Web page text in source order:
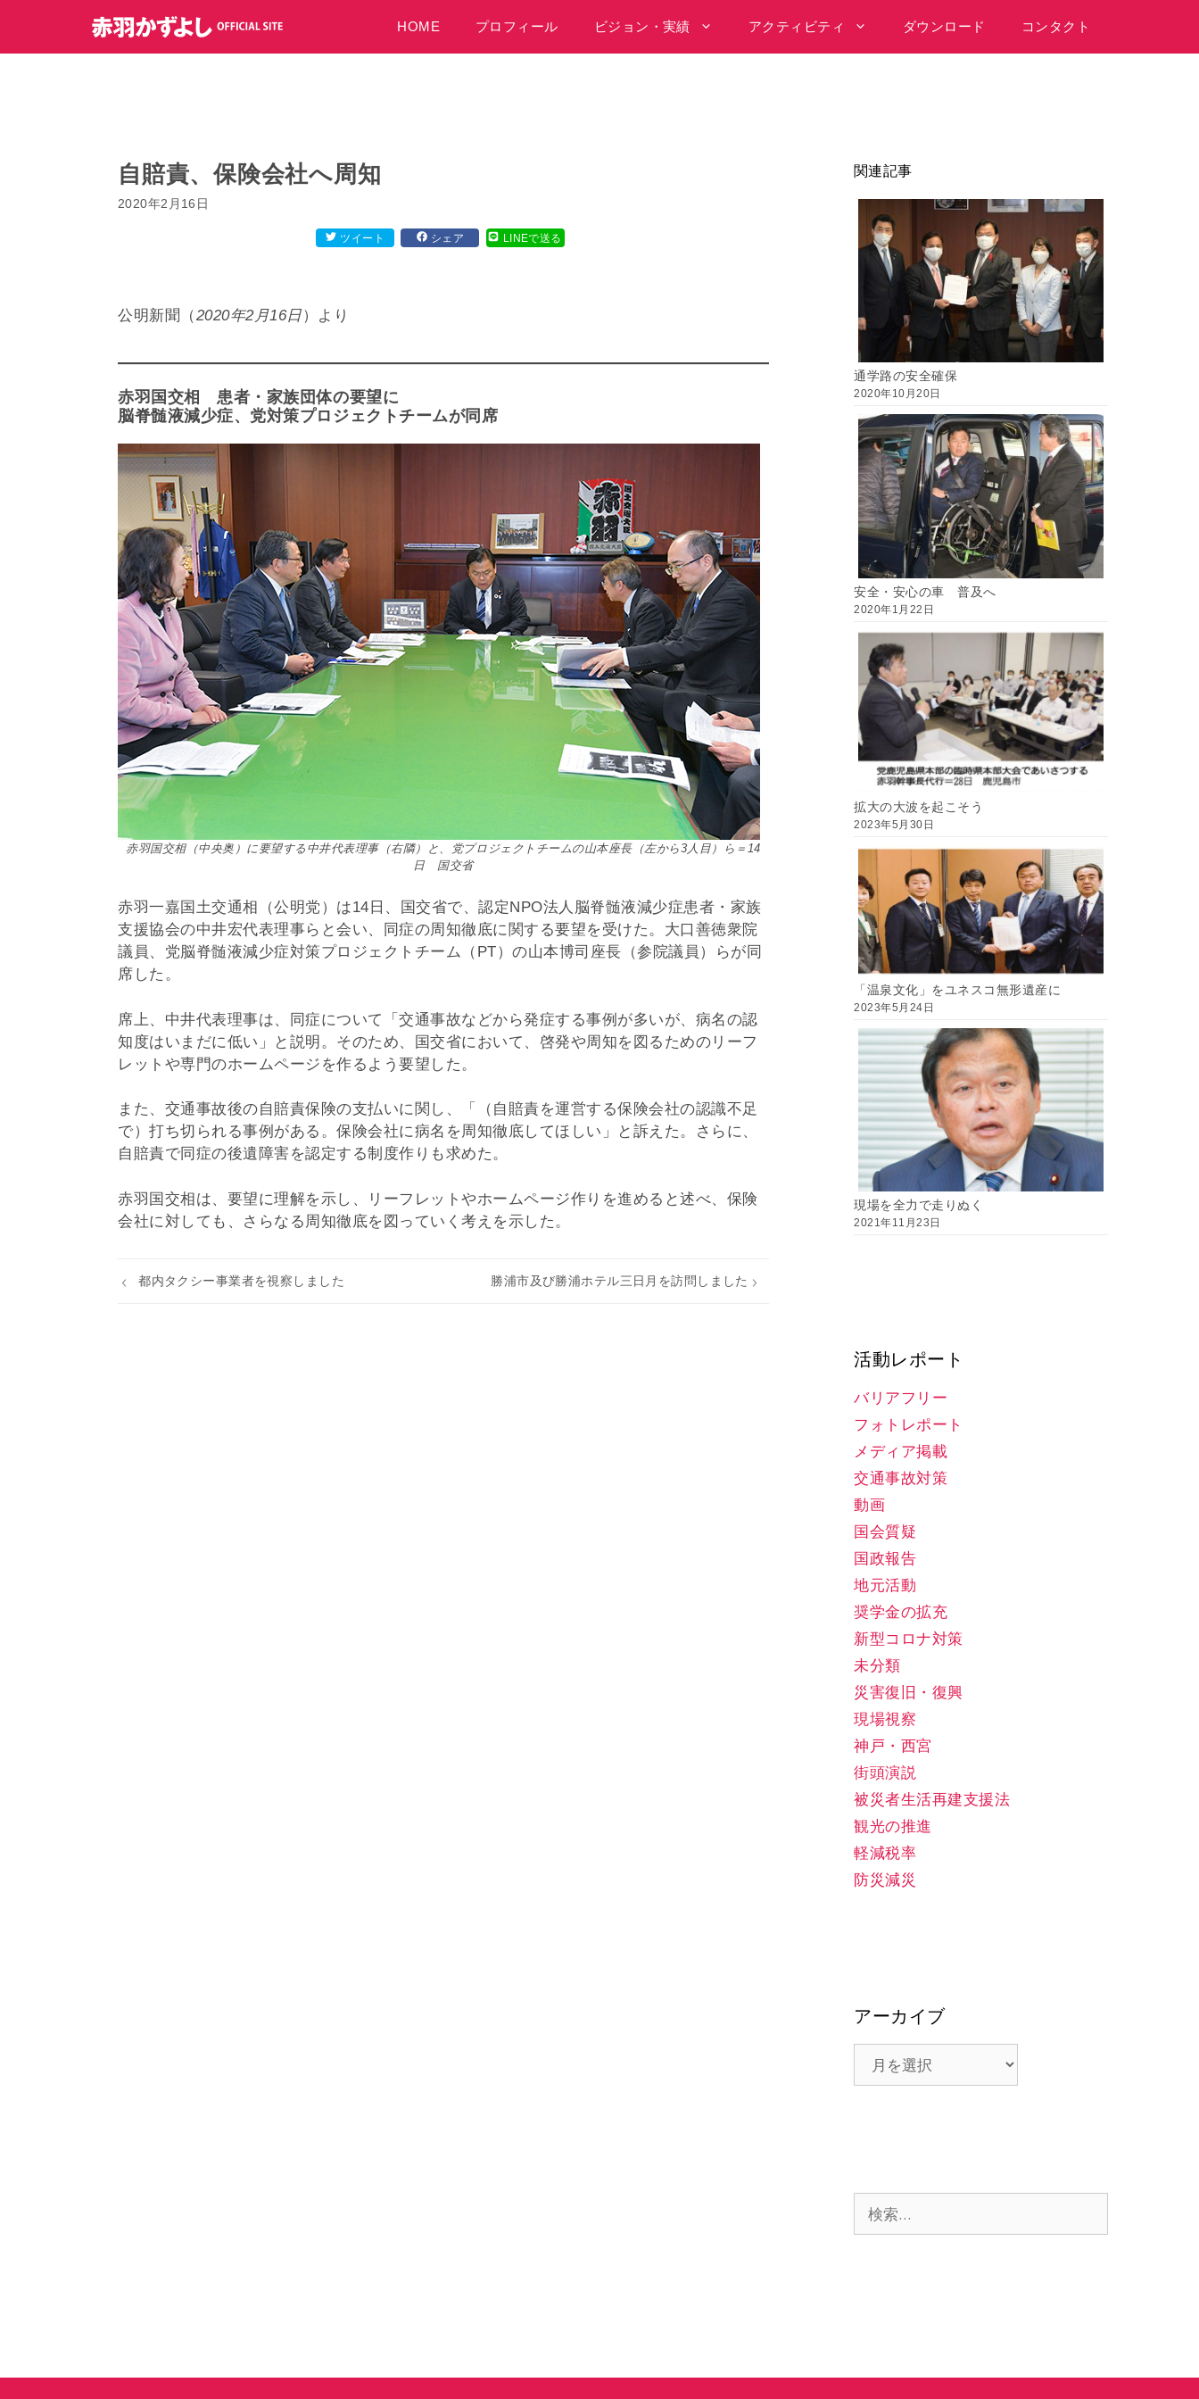
テ
HOME プロフィール ビジョン・実績 アクティビティ ダウンロード コンタクト
自賠責、保険会社へ周知
2020年2月16日
ツイート シェア LINEで送る
公明新聞（2020年2月16日）より
赤羽国交相 患者・家族団体の要望に
脳脊髄液減少症、党対策プロジェクトチームが同席
赤羽国交相（中央奥）に要望する中井代表理事（右隣）と、党プロジェクトチームの山本座長（左から3人目）ら＝14
日 国交省
赤羽一嘉国土交通相（公明党）は14日、国交省で、認定NPO法人脳脊髄液減少症患者・家族
支援協会の中井宏代表理事らと会い、同症の周知徹底に関する要望を受けた。大口善徳衆院
議員、党脳脊髄液減少症対策プロジェクトチーム（PT）の山本博司座長（参院議員）らが同
席した。
席上、中井代表理事は、同症について「交通事故などから発症する事例が多いが、病名の認
知度はいまだに低い」と説明。そのため、国交省において、啓発や周知を図るためのリーフ
レットや専門のホームページを作るよう要望した。
また、交通事故後の自賠責保険の支払いに関し、「（自賠責を運営する保険会社の認識不足
で）打ち切られる事例がある。保険会社に病名を周知徹底してほしい」と訴えた。さらに、
自賠責で同症の後遺障害を認定する制度作りも求めた。
赤羽国交相は、要望に理解を示し、リーフレットやホームページ作りを進めると述べ、保険
会社に対しても、さらなる周知徹底を図っていく考えを示した。
都内タクシー事業者を視察しました 勝浦市及び勝浦ホテル三日月を訪問しました
関連記事
通学路の安全確保
2020年10月20日
安全・安心の車 普及へ
2020年1月22日
拡大の大波を起こそう
2023年5月30日
「温泉文化」をユネスコ無形遺産に
2023年5月24日
現場を全力で走りぬく
2021年11月23日
活動レポート
バリアフリー
フォトレポート
メディア掲載
交通事故対策
動画
国会質疑
国政報告
地元活動
奨学金の拡充
新型コロナ対策
未分類
災害復旧・復興
現場視察
神戸・西宮
街頭演説
被災者生活再建支援法
観光の推進
軽減税率
防災減災
アーカイブ
索: